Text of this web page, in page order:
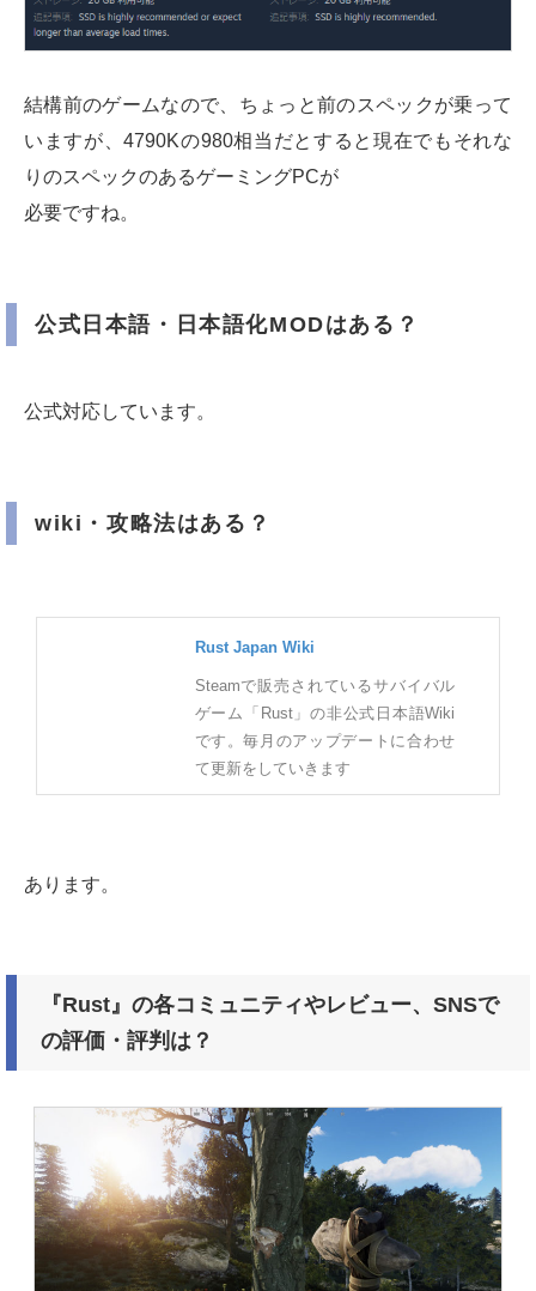
結構前のゲームなので、ちょっと前のスペックが乗って
いますが、4790Kの980相当だとすると現在でもそれな
りのスペックのあるゲーミングPCが
必要ですね。
公式日本語・日本語化MODはある？
公式対応しています。
wiki・攻略法はある？
Rust Japan Wiki
Steamで販売されているサバイバル
ゲーム「Rust」の非公式日本語Wiki
です。毎月のアップデートに合わせ
て更新をしていきます
あります。
『Rust』の各コミュニティやレビュー、SNSで
の評価・評判は？